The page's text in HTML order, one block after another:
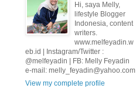
Hi, saya Melly,
lifestyle Blogger
Indonesia, content
writers.
www.melfeyadin.w
eb.id | Instagram/Twitter :
@melfeyadin | FB: Melly Feyadin
e-mail: melly_feyadin@yahoo.com
View my complete profile